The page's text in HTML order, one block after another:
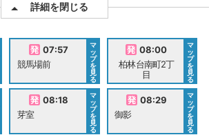
詳細を閉じる
07:57
競馬場前
マ
ッ
プ
を
見
る
08:00
柏林台南町2丁
目
マ
ッ
プ
を
見
る
08:18
芽室
マ
ッ
プ
を
見
る
08:29
御影
マ
ッ
プ
を
見
る